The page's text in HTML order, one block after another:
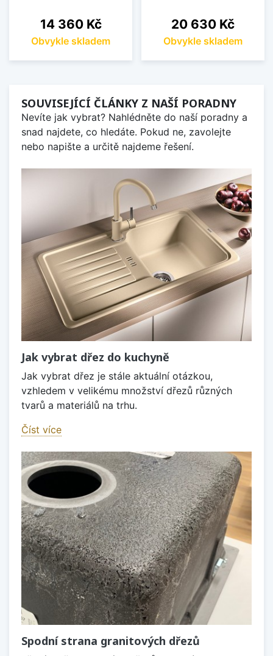
Cena
14 360 Kč
Obvykle skladem
Cena
20 630 Kč
Obvykle skladem
SOUVISEJÍCÍ ČLÁNKY Z NAŠÍ PORADNY
Nevíte jak vybrat? Nahlédněte do naší poradny a
snad najdete, co hledáte. Pokud ne, zavolejte
nebo napište a určitě najdeme řešení.
Jak vybrat dřez do kuchyně
Jak vybrat dřez je stále aktuální otázkou,
vzhledem v velikému množství dřezů různých
tvarů a materiálů na trhu.
Číst více
Spodní strana granitových dřezů